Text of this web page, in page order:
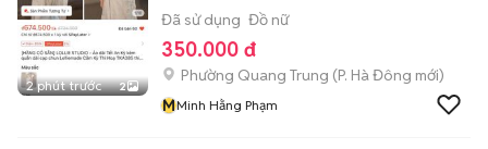
2 phút trước 2
Đã sử dụng Đồ nữ
350.000 đ
Phường Quang Trung (P. Hà Đông mới)
MMinh Hằng Phạm